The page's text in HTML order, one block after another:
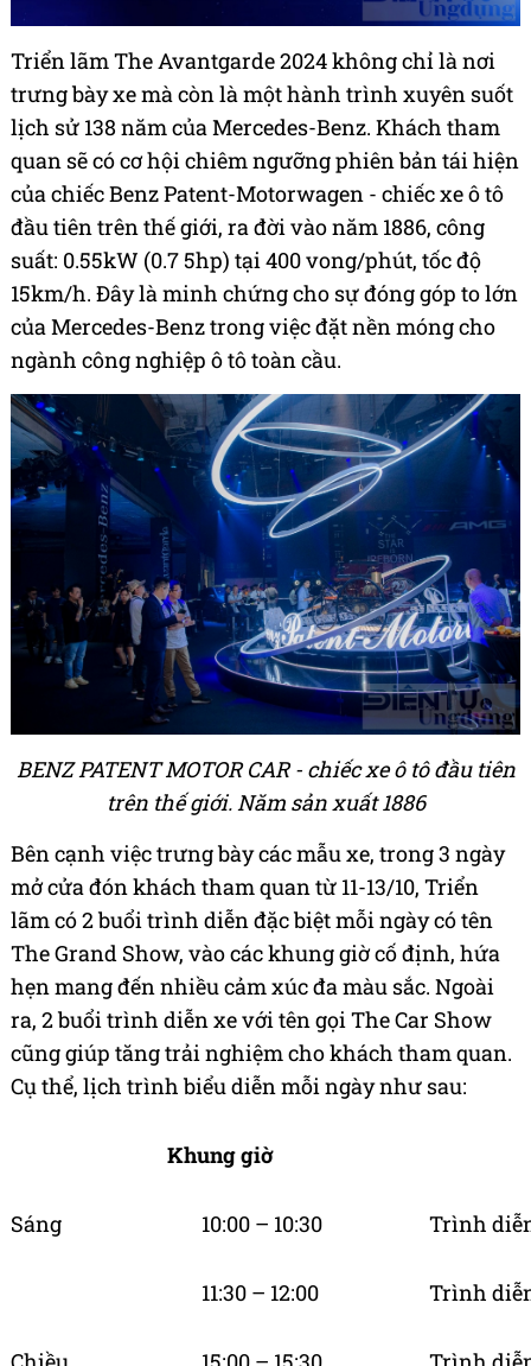
Triển lãm The Avantgarde 2024 không chỉ là nơi
trưng bày xe mà còn là một hành trình xuyên suốt
lịch sử 138 năm của Mercedes-Benz. Khách tham
quan sẽ có cơ hội chiêm ngưỡng phiên bản tái hiện
của chiếc Benz Patent-Motorwagen - chiếc xe ô tô
đầu tiên trên thế giới, ra đời vào năm 1886, công
suất: 0.55kW (0.7 5hp) tại 400 vong/phút, tốc độ
15km/h. Đây là minh chứng cho sự đóng góp to lớn
của Mercedes-Benz trong việc đặt nền móng cho
ngành công nghiệp ô tô toàn cầu.
BENZ PATENT MOTOR CAR - chiếc xe ô tô đầu tiên
trên thế giới. Năm sản xuất 1886
Bên cạnh việc trưng bày các mẫu xe, trong 3 ngày
mở cửa đón khách tham quan từ 11-13/10, Triển
lãm có 2 buổi trình diễn đặc biệt mỗi ngày có tên
The Grand Show, vào các khung giờ cố định, hứa
hẹn mang đến nhiều cảm xúc đa màu sắc. Ngoài
ra, 2 buổi trình diễn xe với tên gọi The Car Show
cũng giúp tăng trải nghiệm cho khách tham quan.
Cụ thể, lịch trình biểu diễn mỗi ngày như sau:
Khung giờ
Sáng 10:00 – 10:30 Trình
11:30 – 12:00 Trình